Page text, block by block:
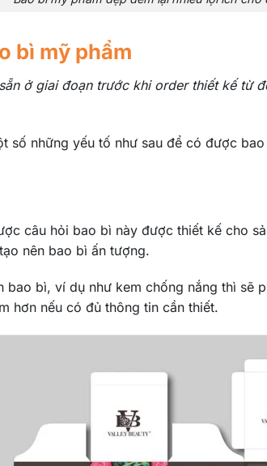
bì mỹ phẩm
ở giai đoạn trước khi order thiết kế từ
số những yếu tố như sau để có được
câu hỏi bao bì này được thiết kế cho
nên bao bì ấn tượng.
bì, ví dụ như kem chống nắng thì
hơn nếu có đủ thông tin cần thiết.